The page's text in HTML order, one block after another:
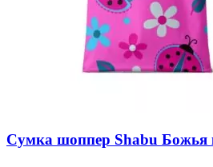
Сумка шоппер Shabu Божья